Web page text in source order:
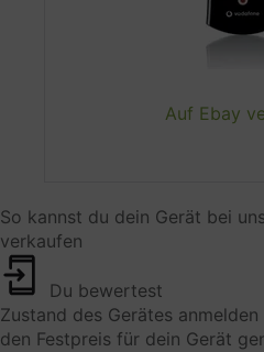
Auf Ebay
So kannst du dein Gerät bei
verkaufen
Du bewertest
Zustand des Gerätes
den Festpreis für dein Gerät
Aufbewahrungsfrist
Weitergabe an
Weltweit
Datenempfänger
Trustpilot A/S